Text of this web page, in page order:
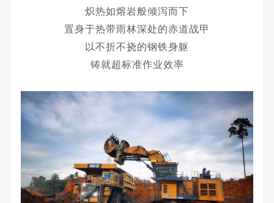
炽热如熔岩般倾泻而下
置身于热带雨林深处的赤道战甲
以不折不挠的钢铁身躯
铸就超标准作业效率